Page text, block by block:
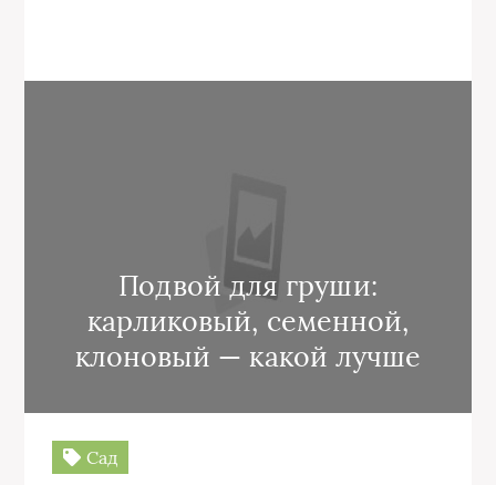
Подвой для груши:
карликовый, семенной,
клоновый — какой лучше
Сад